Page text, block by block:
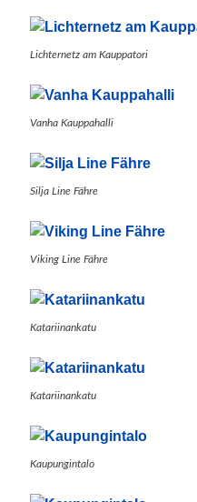
Lichternetz am Kauppatori
Vanha Kauppahalli
Silja Line Fähre
Viking Line Fähre
Katariinankatu
Katariinankatu
Kaupungintalo